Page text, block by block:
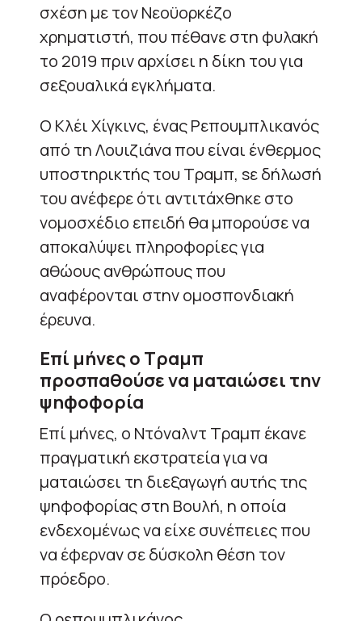
σχέση με τον Νεοϋορκέζο
χρηματιστή, που πέθανε στη φυλακή
το 2019 πριν αρχίσει η δίκη του για
σεξουαλικά εγκλήματα.
Ο Κλέι Χίγκινς, ένας Ρεπουμπλικανός
από τη Λουιζιάνα που είναι ένθερμος
υποστηρικτής του Τραμπ, sε δήλωσή
του ανέφερε ότι αντιτάχθηκε στο
νομοσχέδιο επειδή θα μπορούσε να
αποκαλύψει πληροφορίες για
αθώους ανθρώπους που
αναφέρονται στην ομοσπονδιακή
έρευνα.
Επί μήνες ο Τραμπ
προσπαθούσε να ματαιώσει την
ψηφοφορία
Επί μήνες, ο Ντόναλντ Τραμπ έκανε
πραγματική εκστρατεία για να
ματαιώσει τη διεξαγωγή αυτής της
ψηφοφορίας στη Βουλή, η οποία
ενδεχομένως να είχε συνέπειες που
να έφερναν σε δύσκολη θέση τον
πρόεδρο.